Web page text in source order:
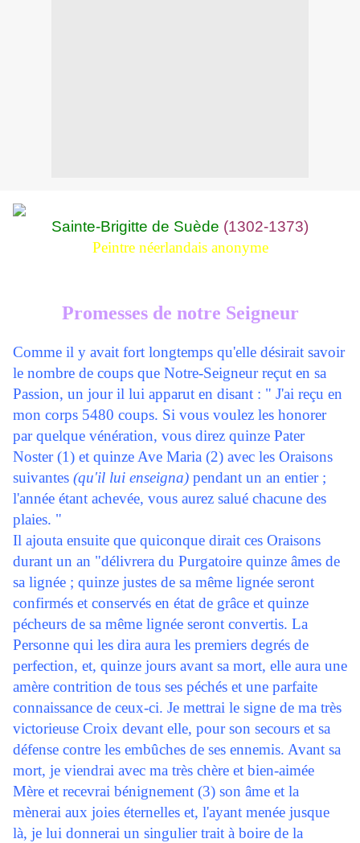
Sainte-Brigitte de Suède (1302-1373)
Peintre néerlandais anonyme
Promesses de notre Seigneur
Comme il y avait fort longtemps qu'elle désirait savoir
le nombre de coups que Notre-Seigneur reçut en sa
Passion, un jour il lui apparut en disant : " J'ai reçu en
mon corps 5480 coups. Si vous voulez les honorer
par quelque vénération, vous direz quinze Pater
Noster (1) et quinze Ave Maria (2) avec les Oraisons
suivantes (qu'il lui enseigna) pendant un an entier ;
l'année étant achevée, vous aurez salué chacune des
plaies. "
Il ajouta ensuite que quiconque dirait ces Oraisons
durant un an "délivrera du Purgatoire quinze âmes de
sa lignée ; quinze justes de sa même lignée seront
confirmés et conservés en état de grâce et quinze
pécheurs de sa même lignée seront convertis. La
Personne qui les dira aura les premiers degrés de
perfection, et, quinze jours avant sa mort, elle aura une
amère contrition de tous ses péchés et une parfaite
connaissance de ceux-ci. Je mettrai le signe de ma très
victorieuse Croix devant elle, pour son secours et sa
défense contre les embûches de ses ennemis. Avant sa
mort, je viendrai avec ma très chère et bien-aimée
Mère et recevrai bénignement (3) son âme et la
mènerai aux joies éternelles et, l'ayant menée jusque
là, je lui donnerai un singulier trait à boire de la